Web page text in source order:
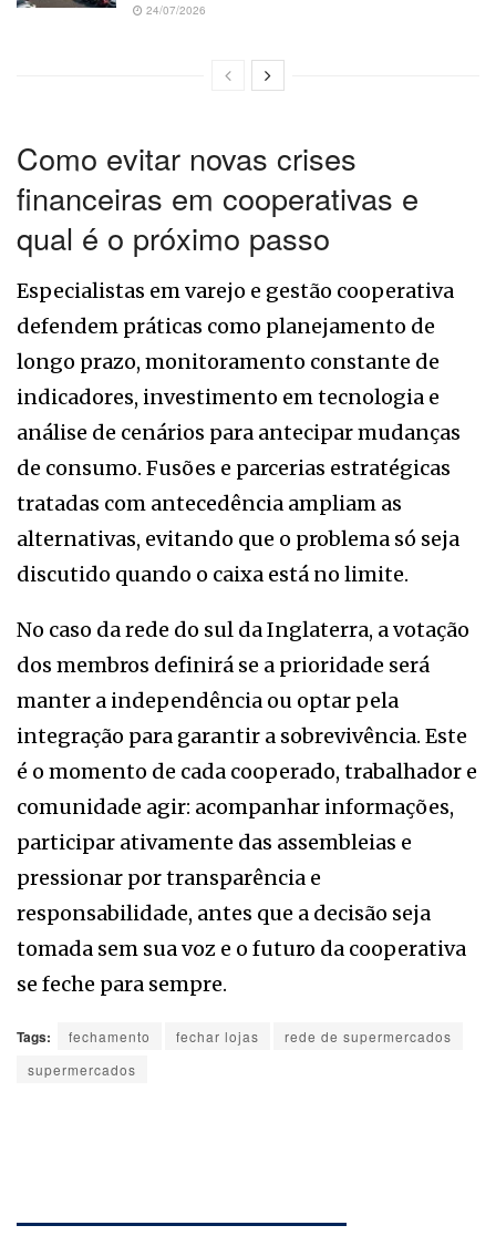
24/07/2026
Como evitar novas crises
financeiras em cooperativas e
qual é o próximo passo
Especialistas em varejo e gestão cooperativa
defendem práticas como planejamento de
longo prazo, monitoramento constante de
indicadores, investimento em tecnologia e
análise de cenários para antecipar mudanças
de consumo. Fusões e parcerias estratégicas
tratadas com antecedência ampliam as
alternativas, evitando que o problema só seja
discutido quando o caixa está no limite.
No caso da rede do sul da Inglaterra, a votação
dos membros definirá se a prioridade será
manter a independência ou optar pela
integração para garantir a sobrevivência. Este
é o momento de cada cooperado, trabalhador e
comunidade agir: acompanhar informações,
participar ativamente das assembleias e
pressionar por transparência e
responsabilidade, antes que a decisão seja
tomada sem sua voz e o futuro da cooperativa
se feche para sempre.
Tags: fechamento fechar lojas
rede de supermercados
supermercados